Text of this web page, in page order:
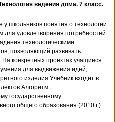
ведения дома. 7 класс.
школьников понятия о технологии
для удовлетворения потребностей
технологическими
позволяющий развивать
конкретных проектах учащиеся
умения для выдвижения идей,
изделия.Учебник входит в
Алгоритм
государственному
общего образования (2010 г.).